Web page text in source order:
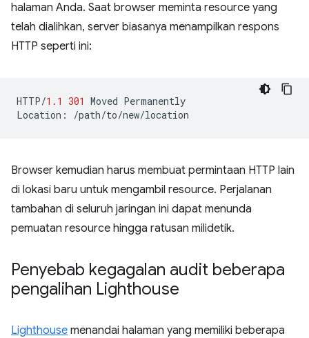
halaman Anda. Saat browser meminta resource yang
telah dialihkan, server biasanya menampilkan respons
HTTP seperti ini:
HTTP/1.1 301 Moved Permanently
Location : /path/to/new/location
Browser kemudian harus membuat permintaan HTTP lain
di lokasi baru untuk mengambil resource. Perjalanan
tambahan di seluruh jaringan ini dapat menunda
pemuatan resource hingga ratusan milidetik.
Penyebab kegagalan audit beberapa
pengalihan Lighthouse
Lighthouse menandai halaman yang memiliki beberapa